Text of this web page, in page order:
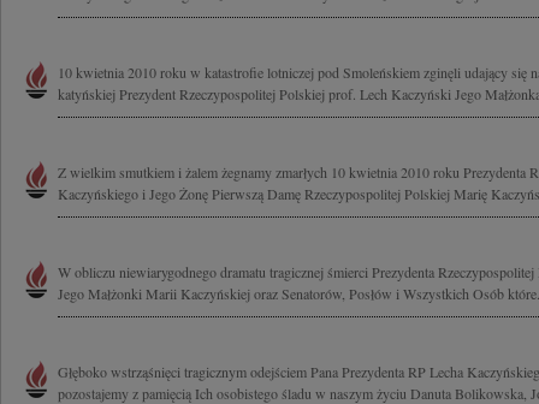
10 kwietnia 2010 roku w katastrofie lotniczej pod Smoleńskiem zginęli udający się
katyńskiej Prezydent Rzeczypospolitej Polskiej prof. Lech Kaczyński Jego
Z wielkim smutkiem i żalem żegnamy zmarłych 10 kwietnia 2010 roku Prezydenta
Kaczyńskiego i Jego Żonę Pierwszą Damę Rzeczypospolitej Polskiej Marię
W obliczu niewiarygodnego dramatu tragicznej śmierci Prezydenta
Jego Małżonki Marii Kaczyńskiej oraz Senatorów, Posłów i Wszystkich Osób
Głęboko wstrząśnięci tragicznym odejściem Pana Prezydenta RP Lecha
pozostajemy z pamięcią Ich osobistego śladu w naszym życiu Danuta Bolikowska,